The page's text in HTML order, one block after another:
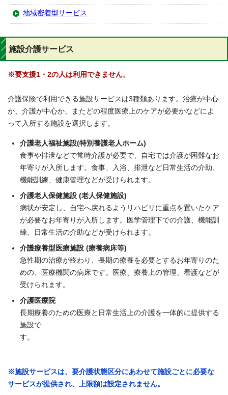
地域密着型サービス
施設介護サービス
※要支援1・2の人は利用できません。
介護保険で利用できる施設サービスは3種類あります。治療が中心
か、介護が中心か、またどの程度医療上のケアが必要かなどによ
って入所する施設を選択します。
介護老人福祉施設(特別養護老人ホーム)
食事や排泄などで常時介護が必要で、自宅では介護が困難なお
年寄りが入所します。食事、入浴、排泄など日常生活の介助、
機能訓練、健康管理などが受けられます。
介護老人保健施設 (老人保健施設)
病状が安定し、自宅へ戻れるようリハビリに重点を置いたケア
が必要なお年寄りが入所します。医学管理下での介護、機能訓
練、日常生活の介助などが受けられます。
介護療養型医療施設 (療養病床等)
急性期の治療が終わり、長期の療養を必要とするお年寄りのた
めの、医療機関の病床です。医療、療養上の管理、看護などが
受けられます。
介護医療院
長期療養のための医療と日常生活上の介護を一体的に提供する
施設で
す。
※施設サービスは、要介護状態区分にあわせて施設ごとに必要な
サービスが提供され、上限額は設定されません。